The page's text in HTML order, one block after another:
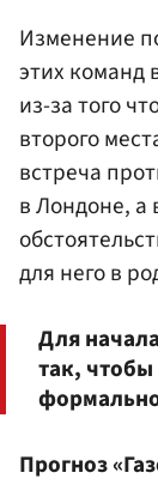
Изменение
этих команд
из-за того
второго
встреча
в Лондоне,
для него в
Для
так, чтобы
Прогноз